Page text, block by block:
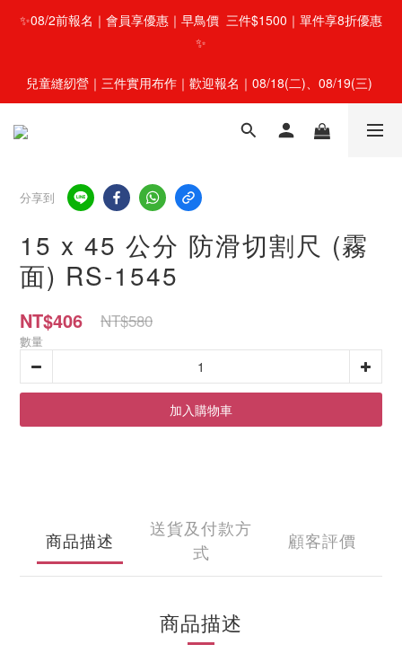
✨08/2前報名｜會員享優惠｜早鳥價  三件$1500｜單件享8折優惠
✨
兒童縫紉營｜三件實用布作｜歡迎報名｜08/18(二)、08/19(三)
分享到
15 x 45 公分 防滑切割尺 (霧
面) RS-1545
NT$406 NT$580
數量
加入購物車
商品描述
送貨及付款方
式
顧客評價
商品描述